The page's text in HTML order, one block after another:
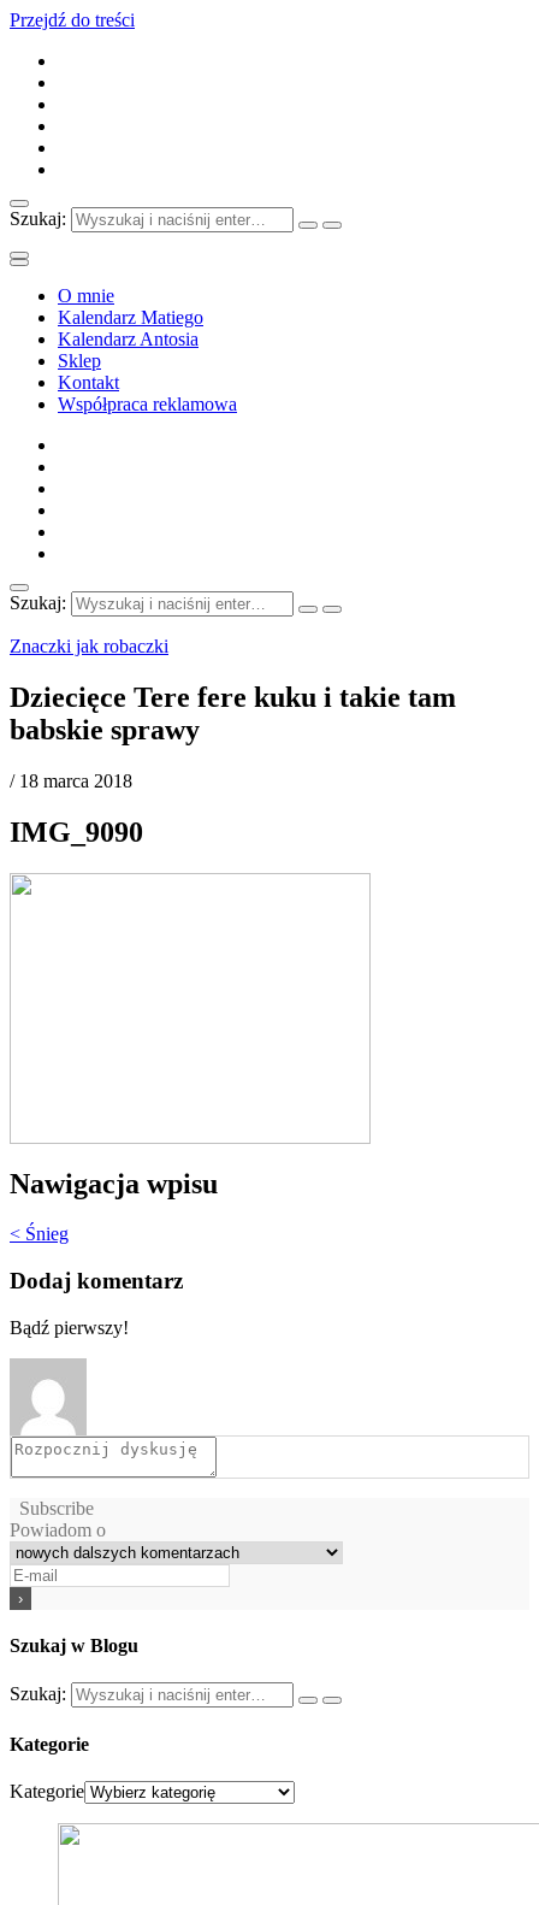
Przejdź do treści
Szukaj:
O mnie
Kalendarz Matiego
Kalendarz Antosia
Sklep
Kontakt
Współpraca reklamowa
Szukaj:
Znaczki jak robaczki
Dziecięce Tere fere kuku i takie tam
babskie sprawy
/ 18 marca 2018
IMG_9090
Nawigacja wpisu
< Śnieg
Dodaj komentarz
Bądź pierwszy!
Subscribe
Powiadom o
Szukaj w Blogu
Szukaj:
Kategorie
Kategorie